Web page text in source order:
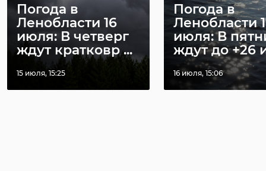
Погода в
Ленобласти 16
июля: В четверг
ждут кратковр ...
15 июля, 15:25
Погода в
Ленобласти
июля: В
ждут до +26
16 июля, 15:06